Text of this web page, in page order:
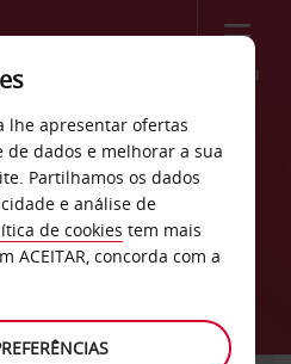
Menu
lhe apresentar ofertas
de dados e melhorar a sua
Partilhamos os dados
e análise de
de cookies tem mais
ACEITAR, concorda com a